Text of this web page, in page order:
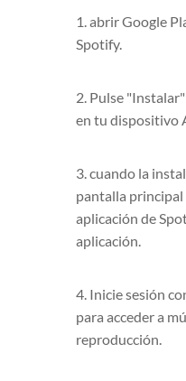
1. abrir Google
Spotify.
2. Pulse
en tu dispositivo
3. cuando la
pantalla principal
aplicación de
aplicación.
4. Inicie sesión
para acceder a
reproducción.